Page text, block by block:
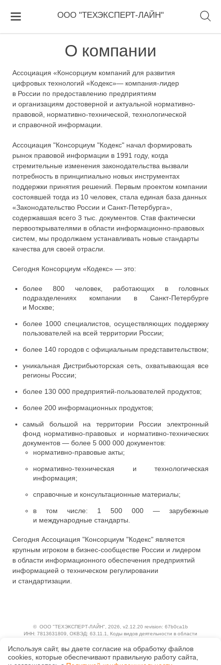
ООО "ТЕХЭКСПЕРТ-ЛАЙН"
О компании
Ассоциация «Консорциум компаний для развития
цифровых технологий «Кодекс»— компания-лидер
в России по предоставлению предприятиям
и организациям достоверной и актуальной нормативно-
правовой, нормативно-технической, технологической
и справочной информации.
Ассоциация "Консорциум "Кодекс" начал формировать
рынок правовой информации в 1991 году, когда
стремительные изменения законодательства вызвали
потребность в принципиально новых инструментах
поддержки принятия решений. Первым проектом компании
состоявшей тогда из 10 человек, стала единая база данных
«Законодательство России и Санкт-Петербурга»,
содержавшая всего 3 тыс. документов. Став фактически
первооткрывателями в области информационно-правовых
систем, мы продолжаем устанавливать новые стандарты
качества для своей отрасли.
Сегодня Консорциум «Кодекс» — это:
более 800 человек, работающих в головных
подразделениях компании в Санкт-Петербурге
и Москве;
более 1000 специалистов, осуществляющих поддержку
пользователей на всей территории России;
более 140 городов с официальным представительством;
уникальная Дистрибьюторская сеть, охватывающая все
регионы России;
более 130 000 предприятий-пользователей продуктов;
более 200 информационных продуктов;
самый большой на территории России электронный
фонд нормативно-правовых и нормативно-технических
документов — более 5 000 000 документов:
нормативно-правовые акты;
нормативно-техническая и технологическая
информация;
справочные и консультационные материалы;
в том числе: 1 500 000 — зарубежные
и международные стандарты.
Сегодня Ассоциация "Консорциум "Кодекс" является
крупным игроком в бизнес-сообществе России и лидером
в области информационного обеспечения предприятий
информацией о техническом регулировании
и стандартизации.
© ООО "ТЕХЭКСПЕРТ-ЛАЙН", 2026, v2.12.20 revision: 67b0ca1b
ИНН: 7813631809, ОКВЭД: 63.11.1, Коды видов деятельности в области
Ценовая политика
Используя сайт, вы даете согласие на обработку файлов
сооkiеs, которые обеспечивают правильную работу сайта,